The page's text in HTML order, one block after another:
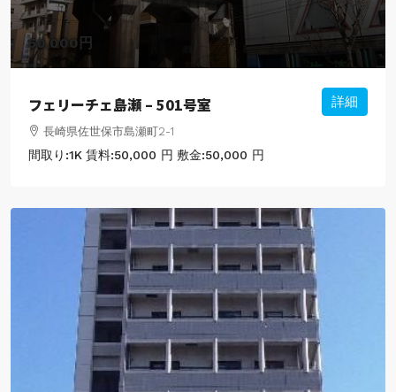
50,000円
フェリーチェ島瀬 – 501号室
長崎県佐世保市島瀬町2-1
間取り:1K 賃料:50,000 円 敷金:50,000 円
詳細